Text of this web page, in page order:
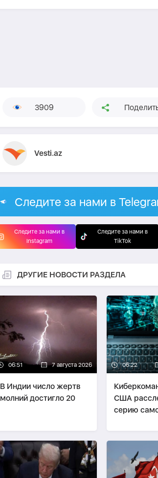
3909
Vesti.az
Следите за нами в
Следите за нами в
Instagram
Следите за нами в
TikTok
ДРУГИЕ НОВОСТИ РАЗДЕЛА
06:51 7 августа 2026
В Индии число жертв
молний достигло 20
06:22
США
серию